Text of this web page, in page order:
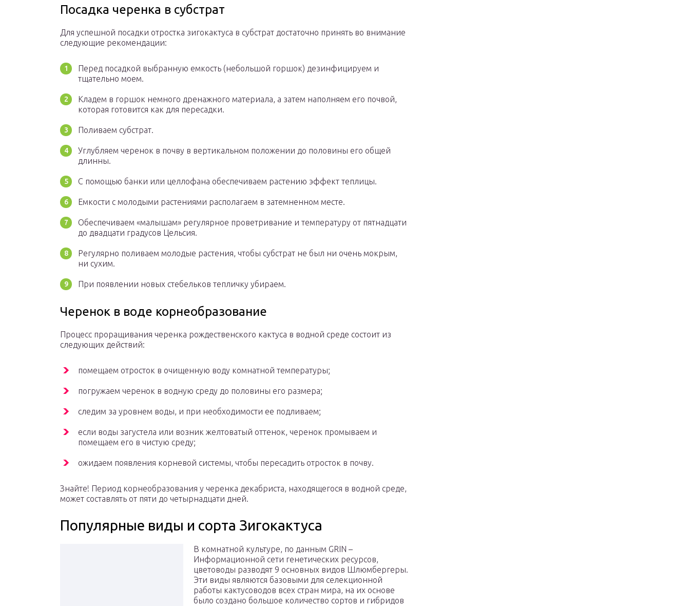
Посадка черенка в субстрат
Для успешной посадки отростка зигокактуса в субстрат достаточно принять во внимание
следующие рекомендации:
Перед посадкой выбранную емкость (небольшой горшок) дезинфицируем и
тщательно моем.
Кладем в горшок немного дренажного материала, а затем наполняем его почвой,
которая готовится как для пересадки.
Поливаем субстрат.
Углубляем черенок в почву в вертикальном положении до половины его общей
длинны.
С помощью банки или целлофана обеспечиваем растению эффект теплицы.
Емкости с молодыми растениями располагаем в затемненном месте.
Обеспечиваем «малышам» регулярное проветривание и температуру от пятнадцати
до двадцати градусов Цельсия.
Регулярно поливаем молодые растения, чтобы субстрат не был ни очень мокрым,
ни сухим.
При появлении новых стебельков тепличку убираем.
Черенок в воде корнеобразование
Процесс проращивания черенка рождественского кактуса в водной среде состоит из
следующих действий:
помещаем отросток в очищенную воду комнатной температуры;
погружаем черенок в водную среду до половины его размера;
следим за уровнем воды, и при необходимости ее подливаем;
если воды загустела или возник желтоватый оттенок, черенок промываем и
помещаем его в чистую среду;
ожидаем появления корневой системы, чтобы пересадить отросток в почву.
Знайте! Период корнеобразования у черенка декабриста, находящегося в водной среде,
может составлять от пяти до четырнадцати дней.
Популярные виды и сорта Зигокактуса
В комнатной культуре, по данным GRIN –
Информационной сети генетических ресурсов,
цветоводы разводят 9 основных видов Шлюмбергеры.
Эти виды являются базовыми для селекционной
работы кактусоводов всех стран мира, на их основе
было создано большое количество сортов и гибридов